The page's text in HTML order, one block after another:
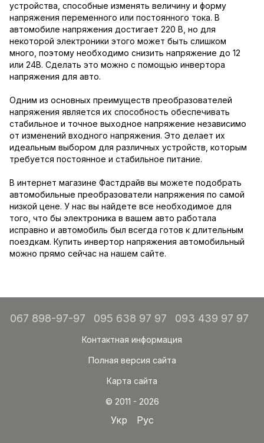
устройства, способные изменять величину и форму
напряжения переменного или постоянного тока. В
автомобиле напряжения достигает 220 В, но для
некоторой электроники этого может быть слишком
много, поэтому необходимо снизить напряжение до 12
или 24В. Сделать это можно с помощью инвертора
напряжения для авто.
Одним из основных преимуществ преобразователей
напряжения является их способность обеспечивать
стабильное и точное выходное напряжение независимо
от изменений входного напряжения. Это делает их
идеальным выбором для различных устройств, которым
требуется постоянное и стабильное питание.
В интернет магазине Фастдрайв вы можете подобрать
автомобильные преобразователи напряжения по самой
низкой цене. У нас вы найдете все необходимое для
того, что бы электроника в вашем авто работала
исправно и автомобиль был всегда готов к длительным
поездкам. Купить инвертор напряжения автомобильный
можно прямо сейчас на нашем сайте.
067 898-97-97 095 638 97 97 093 439 97 97
Контактная информация
Полная версия сайта
Карта сайта
© 2011 - 2026
Укр Рус